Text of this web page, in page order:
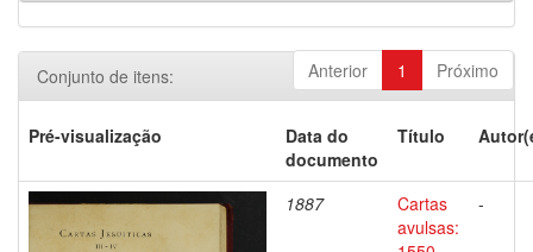
Anterior 1 Próximo
Conjunto de itens:
Pré-visualização
Data do
documento
Título
1887
Cartas
avulsas:
-